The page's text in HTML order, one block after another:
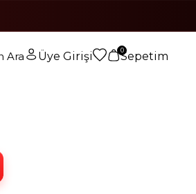
Üye Girişi Sepetim
0